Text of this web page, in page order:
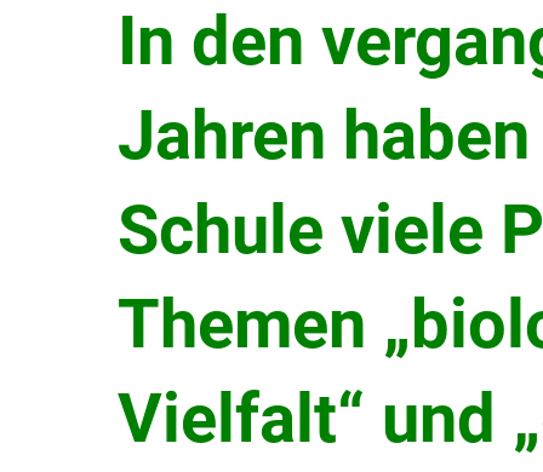
In den
Jahren
Schule viele
Themen
Vielfalt“ und